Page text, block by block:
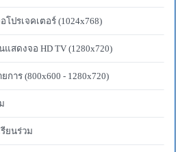
ปรเจคเตอร์ (1024x768)
สดงจอ HD TV (1280x720)
าร (800x600 - 1280x720)
ยนร่วม